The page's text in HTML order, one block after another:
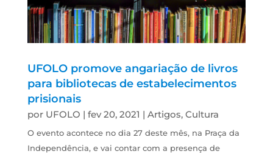
UFOLO promove angariação de livros
para bibliotecas de estabelecimentos
prisionais
por UFOLO | fev 20, 2021 | Artigos, Cultura
O evento acontece no dia 27 deste mês, na Praça da
Independência, e vai contar com a presença de